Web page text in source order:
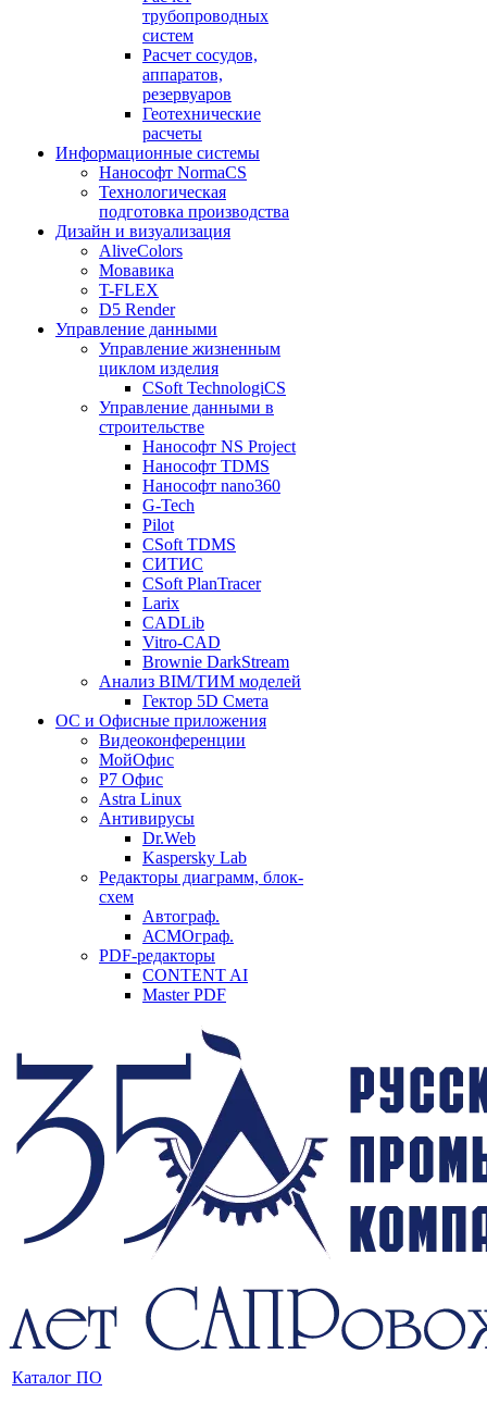
трубопроводных
систем
Расчет сосудов,
аппаратов,
резервуаров
Геотехнические
расчеты
Информационные системы
Нанософт NormaCS
Технологическая
подготовка производства
Дизайн и визуализация
AliveColors
Мовавика
T-FLEX
D5 Render
Управление данными
Управление жизненным
циклом изделия
CSoft TechnologiCS
Управление данными в
строительстве
Нанософт NS Project
Нанософт TDMS
Нанософт nano360
G-Tech
Pilot
CSoft TDMS
СИТИС
CSoft PlanTracer
Larix
CADLib
Vitro-CAD
Brownie DarkStream
Анализ BIM/ТИМ моделей
Гектор 5D Смета
ОС и Офисные приложения
Видеоконференции
МойОфис
P7 Офис
Astra Linux
Антивирусы
Dr.Web
Kaspersky Lab
Редакторы диаграмм, блок-
схем
Автограф.
АСМОграф.
PDF-редакторы
CONTENT AI
Master PDF
Каталог ПО